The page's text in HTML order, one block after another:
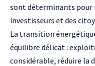
sont déterminants pour
investisseurs et des
La transition
équilibre délicat :
considérable, réduire la